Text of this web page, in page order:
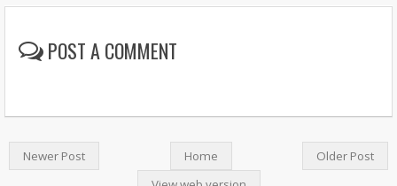
POST A COMMENT
Newer Post Older Post
Home